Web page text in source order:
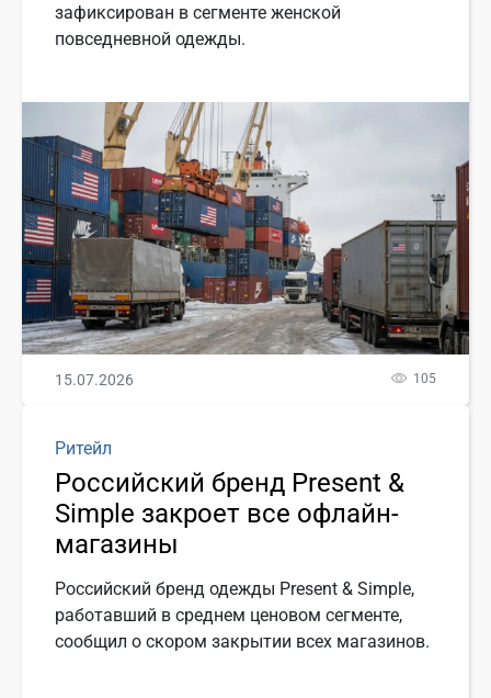
зафиксирован в сегменте женской
повседневной одежды.
15.07.2026 105
Ритейл
Российский бренд Present &
Simple закроет все офлайн-
магазины
Российский бренд одежды Present & Simple,
работавший в среднем ценовом сегменте,
сообщил о скором закрытии всех магазинов.